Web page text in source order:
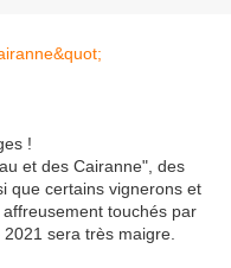
!
et des Cairanne", des
que certains vignerons et
touchés par
sera très maigre.